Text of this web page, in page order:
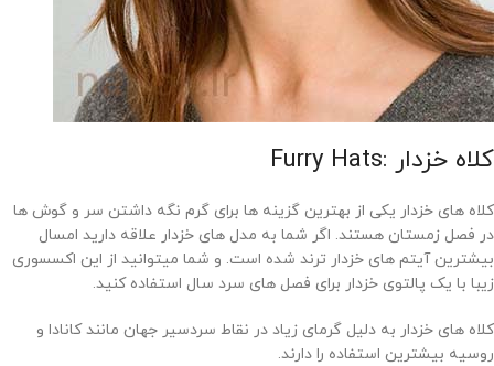
کلاه خزدار :Furry Hats
کلاه های خزدار یکی از بهترین گزینه ها برای گرم نگه داشتن سر و گوش ها
در فصل زمستان هستند. اگر شما به مدل های خزدار علاقه دارید امسال
بیشترین آیتم های خزدار ترند شده است. و شما میتوانید از این اکسسوری
زیبا با یک پالتوی خزدار برای فصل های سرد سال استفاده کنید.
کلاه های خزدار به دلیل گرمای زیاد در نقاط سردسیر جهان مانند کانادا و
روسیه بیشترین استفاده را دارند.